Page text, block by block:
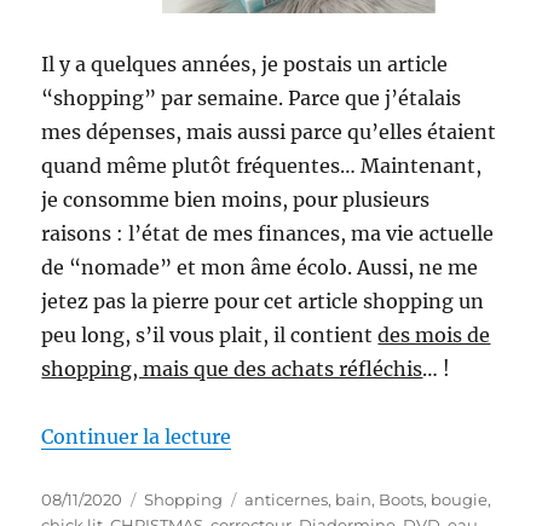
Il y a quelques années, je postais un article
“shopping” par semaine. Parce que j’étalais
mes dépenses, mais aussi parce qu’elles étaient
quand même plutôt fréquentes… Maintenant,
je consomme bien moins, pour plusieurs
raisons : l’état de mes finances, ma vie actuelle
de “nomade” et mon âme écolo. Aussi, ne me
jetez pas la pierre pour cet article shopping un
peu long, s’il vous plait, il contientdes mois de
shopping, mais que des achats réfléchis… !
Continuer la lecture
Publié
08/11/2020 Catégories
Shopping Étiquettes
anticernes, bain, Boots, bougie,